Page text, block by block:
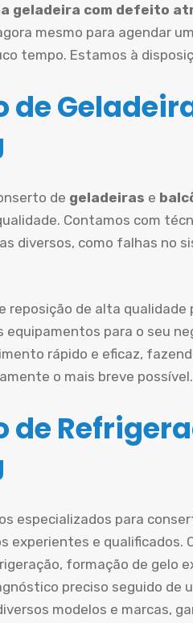
geladeira com defeito
mesmo para agendar
tempo. Estamos à
de
de geladeiras e
Contamos com
diversos, como falhas no
reposição de alta
equipamentos para o seu
rápido e eficaz,
o mais breve possível.
de
especializados para
experientes e qualificados.
formação de gelo
preciso seguido de
modelos e marcas,